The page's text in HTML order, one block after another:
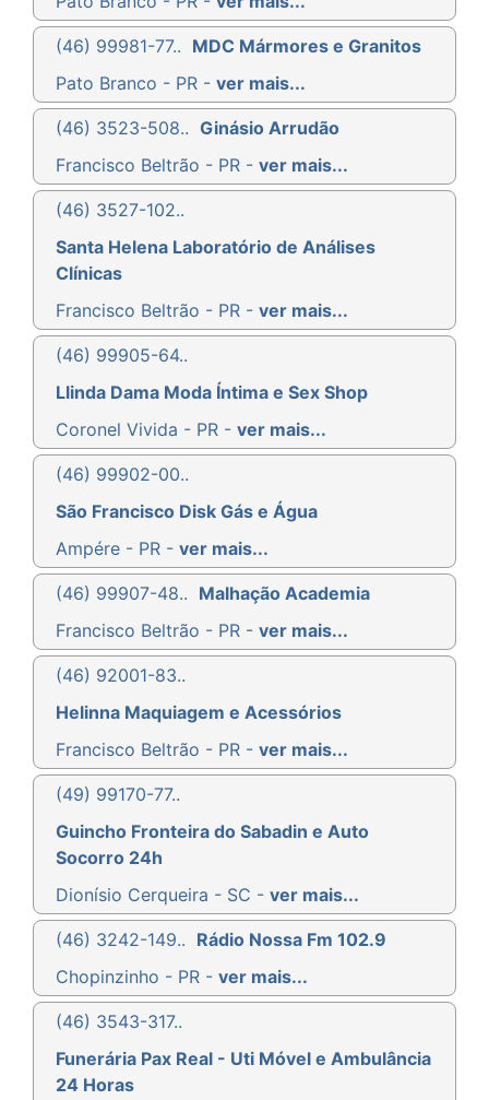
(46) 99981-77.. MDC Mármores e Granitos
Pato Branco - PR - ver mais...
(46) 3523-508.. Ginásio Arrudão
Francisco Beltrão - PR - ver mais...
(46) 3527-102..
Santa Helena Laboratório de Análises
Clínicas
Francisco Beltrão - PR - ver mais...
(46) 99905-64..
Llinda Dama Moda Íntima e Sex Shop
Coronel Vivida - PR - ver mais...
(46) 99902-00..
São Francisco Disk Gás e Água
Ampére - PR - ver mais...
(46) 99907-48.. Malhação Academia
Francisco Beltrão - PR - ver mais...
(46) 92001-83..
Helinna Maquiagem e Acessórios
Francisco Beltrão - PR - ver mais...
(49) 99170-77..
Guincho Fronteira do Sabadin e Auto
Socorro 24h
Dionísio Cerqueira - SC - ver mais...
(46) 3242-149.. Rádio Nossa Fm 102.9
Chopinzinho - PR - ver mais...
(46) 3543-317..
Funerária Pax Real - Uti Móvel e Ambulância
24 Horas